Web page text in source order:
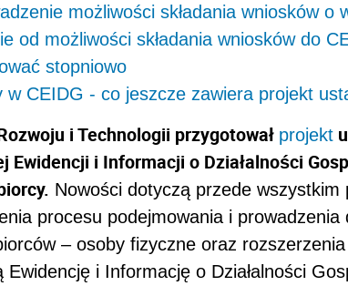
możliwości składania wniosków o
od możliwości składania wniosków do
stopniowo
w CEIDG - co jeszcze zawiera projekt
i Technologii przygotował projekt
Ewidencji i Informacji o Działalności
Nowości dotyczą przede wszystkim
procesu podejmowania i prowadzenia
– osoby fizyczne oraz
Ewidencję i Informację o Działalności